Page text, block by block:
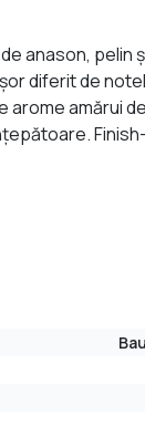
anason, pelin
diferit de
arome amărui